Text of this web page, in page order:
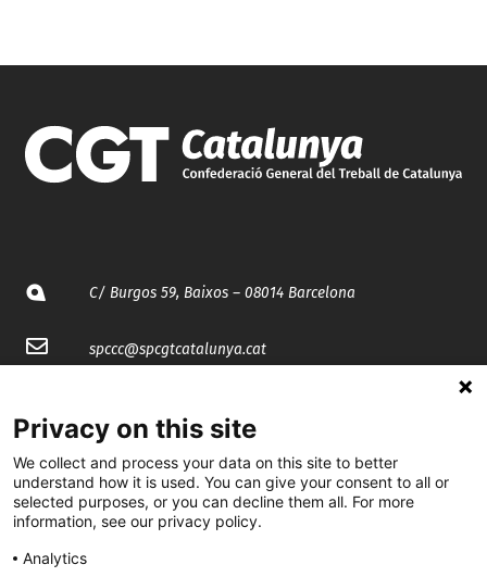
C/ Burgos 59, Baixos – 08014 Barcelona
spccc@spcgtcatalunya.cat
@CGTCatalunya
cgtcatalunya
Privacy on this site
We collect and process your data on this site to better
understand how it is used. You can give your consent to all or
selected purposes, or you can decline them all. For more
information, see our privacy policy.
Analytics